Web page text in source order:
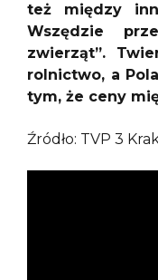
też między
Wszędzie
zwierząt”.
rolnictwo, a
tym, że ceny
Źródło: TVP 3